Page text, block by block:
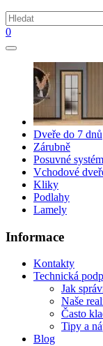
0
Dveře do 7 dnů
Zárubně
Posuvné
Vchodové
Kliky
Podlahy
Lamely
Informace
Kontakty
Technická
Jak
Naše
Často
Tipy a
Blog